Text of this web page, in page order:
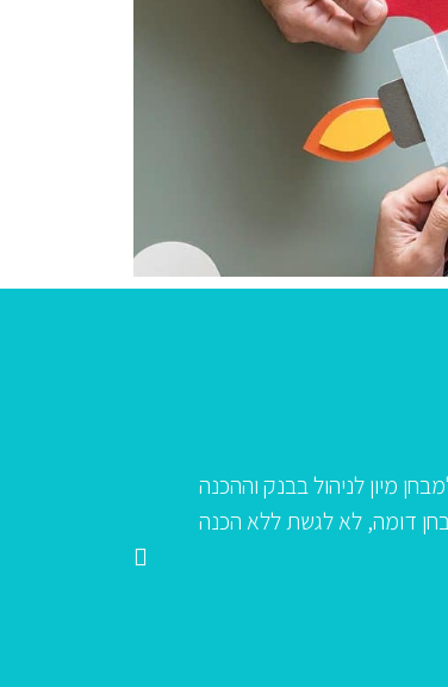
לאבי, שהרכיב עבורי תכנית מקוצרת וממוקדת,
שלי בהכנה להערכת מנהלים בכירים ביום 10.12.12. מסתבר
שמירת הדיסקרטיות."